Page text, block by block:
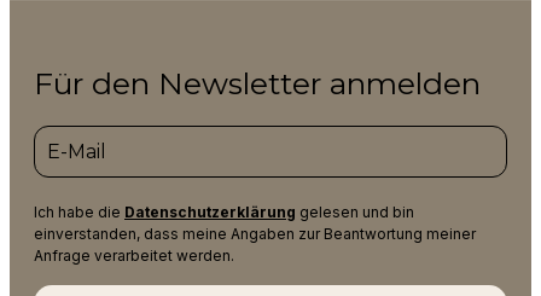
Für den Newsletter anmelden
Ich habe die Datenschutzerklärung gelesen und bin
einverstanden, dass meine Angaben zur Beantwortung meiner
Anfrage verarbeitet werden.